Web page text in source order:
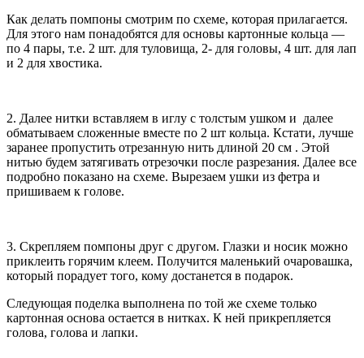
Как делать помпоны смотрим по схеме, которая прилагается.
Для этого нам понадобятся для основы картонные кольца —
по 4 пары, т.е. 2 шт. для туловища, 2- для головы, 4 шт. для лап
и 2 для хвостика.
2. Далее нитки вставляем в иглу с толстым ушком и далее
обматываем сложенные вместе по 2 шт кольца. Кстати, лучше
заранее пропустить отрезанную нить длиной 20 см . Этой
нитью будем затягивать отрезочки после разрезания. Далее все
подробно показано на схеме. Вырезаем ушки из фетра и
пришиваем к голове.
3. Скрепляем помпоны друг с другом. Глазки и носик можно
приклеить горячим клеем. Получится маленький очаровашка,
который порадует того, кому достанется в подарок.
Следующая поделка выполнена по той же схеме только
картонная основа остается в нитках. К ней прикрепляется
голова, голова и лапки.